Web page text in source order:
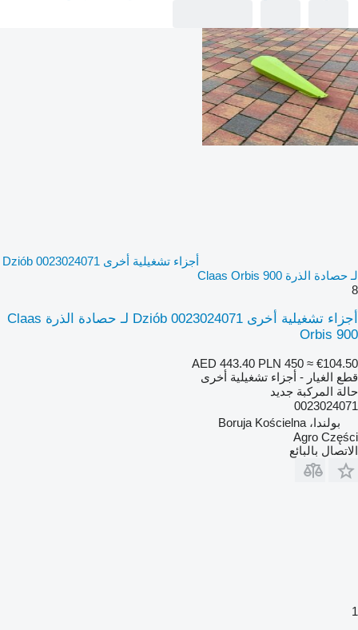
أجزاء تشغيلية أخرى Dziób 0023024071
لـ حصادة الذرة Claas Orbis 900
8
أجزاء تشغيلية أخرى Dziób 0023024071 لـ حصادة الذرة Claas
Orbis 900
AED 443.40 PLN 450 ≈ €104.50
قطع الغيار - أجزاء تشغيلية أخرى
حالة المركبة جديد
0023024071
بولندا، Boruja Kościelna
Agro Części
الاتصال بالبائع
1